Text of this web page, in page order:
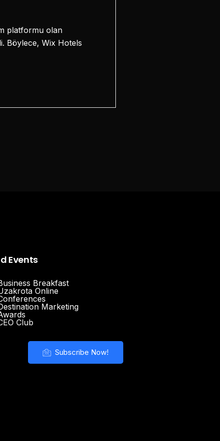
platformu olan
Böylece, Wix Hotels
Events
Breakfast
Online
Marketing
Club
Subscribe Now!